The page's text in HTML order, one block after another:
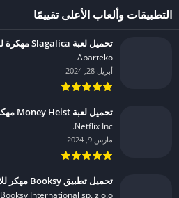
التطبيقات وألعاب الأعلى تقييمًا
تحميل لعبة Slagalica مهكرة للاندرويد 2024
Aparteko‏
أبريل 28, 2024
تحميل لعبة Money Heist مهكرة للاندرويد 2024
Netflix Inc.‏
مارس 9, 2024
تحميل تطبيق Booksy مهكر للاندرويد 2024
Booksy International sp. z o.o.‏